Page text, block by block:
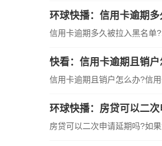
环球快播：信用卡逾期
信用卡逾期多久被拉入黑名单
快看：信用卡逾期且销
信用卡逾期且销户怎么办?信
环球快播：房贷可以二
房贷可以二次申请延期吗?如